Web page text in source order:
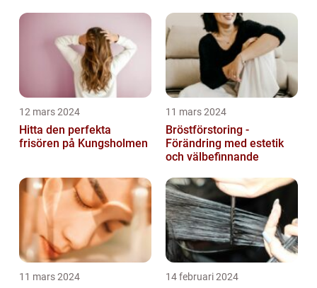
12 mars 2024
Hitta den perfekta
frisören på Kungsholmen
11 mars 2024
Bröstförstoring -
Förändring med estetik
och välbefinnande
11 mars 2024 14 februari 2024